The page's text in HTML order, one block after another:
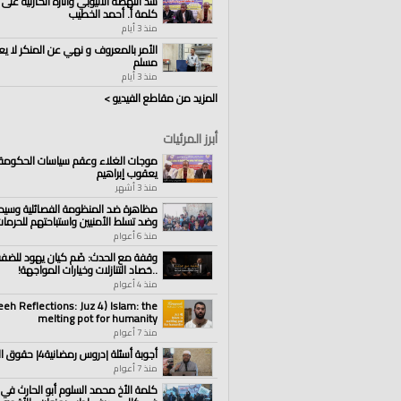
كلمة أ. أحمد الخطيب
منذ 3 أيام
الأمر بالمعروف و نهي عن المنكر لا
مسلم
منذ 3 أيام
المزيد من مقاطع الفيديو >
أبرز المرئيات
موجات الغلاء وعقم سياسات
يعقوب إبراهيم
منذ 3 أشهر
مظاهرة ضد المنظومة الفصائلية
وضد تسلط الأمنيين واستباحتهم
منذ 6 أعوام
وقفة مع الحدث: ضَم كيان يهود للضفة
..حَصاد التنازلات وخيارات المواجهة!
منذ 4 أعوام
Reflections: Juz 4) Islam: the
melting pot for humanity
منذ 7 أعوام
أجوبة أسئلة |دروس رمضانية4| حقوق القرآن
منذ 7 أعوام
كلمة الأخ محمد السلوم أبو الحارث